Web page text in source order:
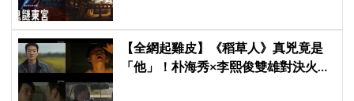
【全網起雞皮】《稻草人》真兇竟是
「他」！朴海秀×李熙俊雙雄對決火花